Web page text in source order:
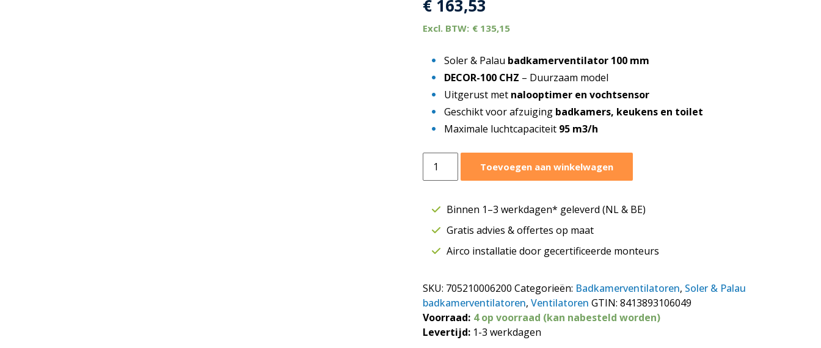
€ 163,53
€ 135,15
Soler & Palau badkamerventilator 100 mm
DECOR-100 CHZ – Duurzaam model
Uitgerust met nalooptimer en vochtsensor
Geschikt voor afzuiging badkamers, keukens en toilet
Maximale luchtcapaciteit 95 m3/h
badkamerventilator
Timer
en
95
m³/h
|
Decor
Toevoegen aan winkelwagen
Binnen 1–3 werkdagen* geleverd (NL & BE)
Gratis advies & offertes op maat
Airco installatie door gecertificeerde monteurs
SKU: 705210006200 Categorieën: Badkamerventilatoren, Soler & Palau
badkamerventilatoren, Ventilatoren GTIN: 8413893106049
Voorraad: 4 op voorraad (kan nabesteld worden)
Levertijd: 1-3 werkdagen